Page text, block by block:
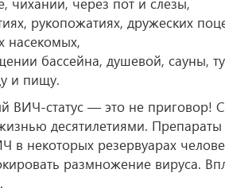
рукопожатиях, дружеских
насекомых,
бассейна, душевой, сауны,
и пищу.
ВИЧ-статус — это не приговор!
десятилетиями. Препараты
в некоторых резервуарах
размножение вируса.